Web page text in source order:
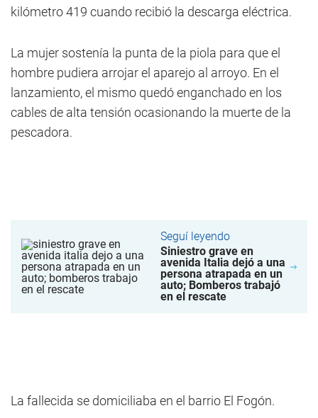
kilómetro 419 cuando recibió la descarga eléctrica.
La mujer sostenía la punta de la piola para que el
hombre pudiera arrojar el aparejo al arroyo. En el
lanzamiento, el mismo quedó enganchado en los
cables de alta tensión ocasionando la muerte de la
pescadora.
Seguí leyendo
Siniestro grave en
avenida Italia dejó a una
persona atrapada en un
auto; Bomberos trabajó
en el rescate
La fallecida se domiciliaba en el barrio El Fogón.